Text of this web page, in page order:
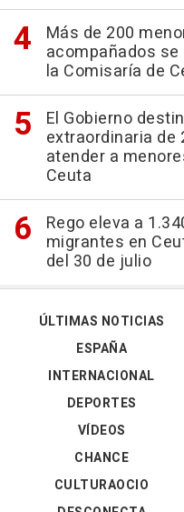
Más de 200
acompañados
la Comisaría de
El Gobierno
extraordinaria de
atender a
Ceuta
Rego eleva a
migrantes en
del 30 de julio
ÚLTIMAS NOTICIAS
ESPAÑA
INTERNACIONAL
DEPORTES
VÍDEOS
CHANCE
CULTURAOCIO